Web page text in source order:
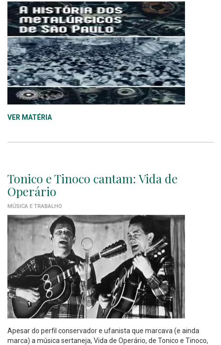
VER MATÉRIA
Tonico e Tinoco cantam: Vida de
Operário
MÚSICA E TRABALHO
Apesar do perfil conservador e ufanista que marcava (e ainda
marca) a música sertaneja, Vida de Operário, de Tonico e Tinoco,